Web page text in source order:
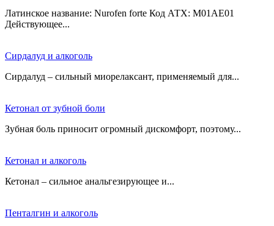
Латинское название: Nurofen forte Код АТХ: M01AE01
Действующее...
Сирдалуд и алкоголь
Сирдалуд – сильный миорелаксант, применяемый для...
Кетонал от зубной боли
Зубная боль приносит огромный дискомфорт, поэтому...
Кетонал и алкоголь
Кетонал – сильное анальгезирующее и...
Пенталгин и алкоголь